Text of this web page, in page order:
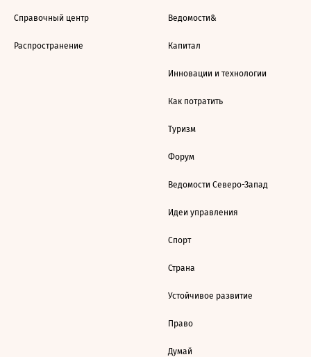
Справочный центр
Распространение
Ведомости&
Капитал
Инновации и технологии
Как потратить
Туризм
Форум
Ведомости Северо-Запад
Идеи управления
Спорт
Страна
Устойчивое развитие
Право
Думай